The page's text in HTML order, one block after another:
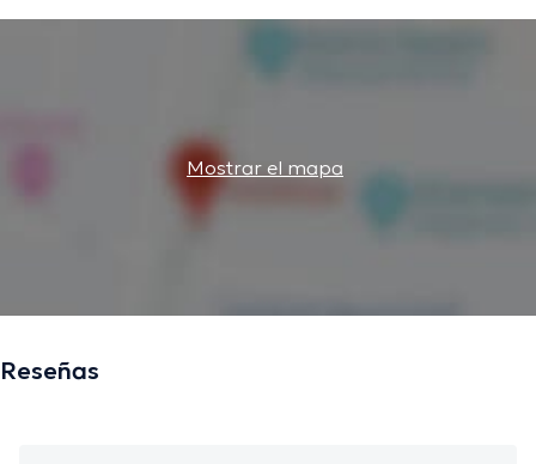
Mostrar el mapa
Reseñas